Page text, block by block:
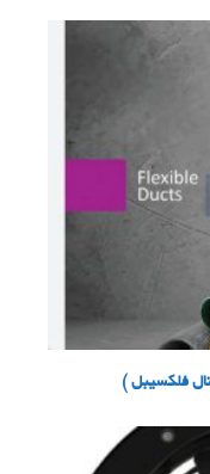
فلکسیبل )